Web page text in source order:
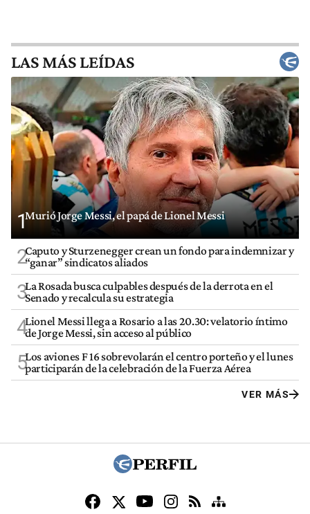
LAS MÁS LEÍDAS
1Murió Jorge Messi, el papá de Lionel Messi
2Caputo y Sturzenegger crean un fondo para indemnizar y
“ganar” sindicatos aliados
3La Rosada busca culpables después de la derrota en el
Senado y recalcula su estrategia
4Lionel Messi llega a Rosario a las 20.30: velatorio íntimo
de Jorge Messi, sin acceso al público
5Los aviones F 16 sobrevolarán el centro porteño y el lunes
participarán de la celebración de la Fuerza Aérea
VER MÁS